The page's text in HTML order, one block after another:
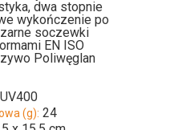
dwa stopnie
wykończenie po
soczewki
EN ISO
Poliwęglan
UV400
(g): 24